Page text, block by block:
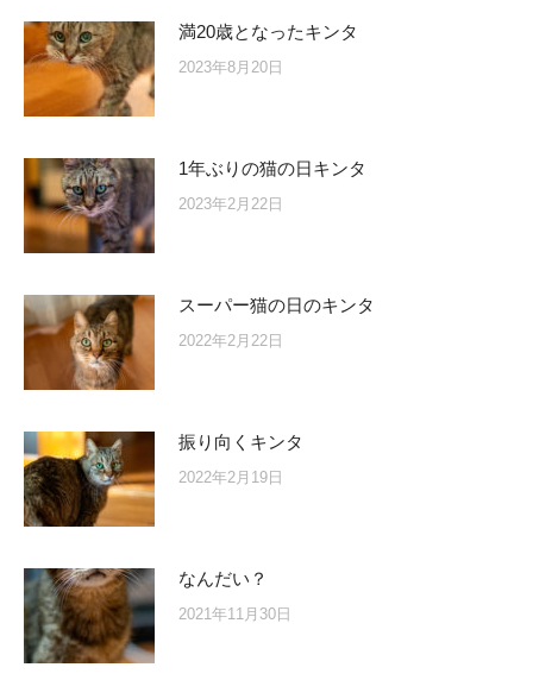
満20歳となったキンタ
2023年8月20日
1年ぶりの猫の日キンタ
2023年2月22日
スーパー猫の日のキンタ
2022年2月22日
振り向くキンタ
2022年2月19日
なんだい？
2021年11月30日